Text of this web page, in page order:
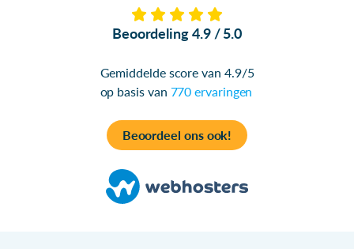
Beoordeling 4.9 / 5.0
Gemiddelde score van 4.9/5
op basis van 770 ervaringen
Beoordeel ons ook!